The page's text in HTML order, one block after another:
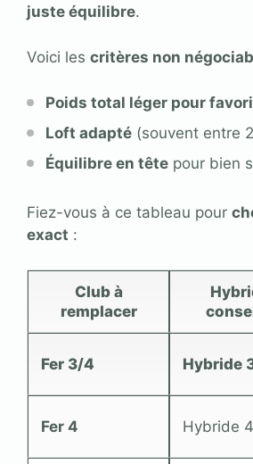
juste équilibre.
Voici les critères non
Poids total léger pour
Loft adapté (souvent entre
Équilibre en tête pour bien
Fiez-vous à ce tableau pour
exact :
Club à
remplacer
Fer 3/4 Hybride
Fer 4 Hybride 4